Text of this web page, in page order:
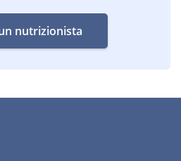
nutrizionista